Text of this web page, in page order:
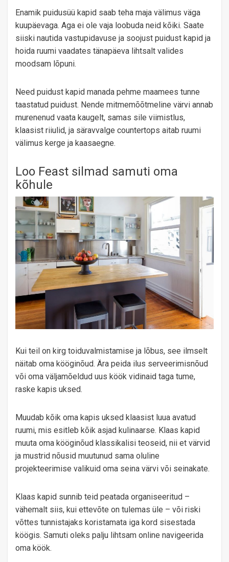
Enamik puidusüü kapid saab teha maja välimus väga
kuupäevaga. Aga ei ole vaja loobuda neid kõiki. Saate
siiski nautida vastupidavuse ja soojust puidust kapid ja
hoida ruumi vaadates tänapäeva lihtsalt valides
moodsam lõpuni.
Need puidust kapid manada pehme maamees tunne
taastatud puidust. Nende mitmemõõtmeline värvi annab
murenenud vaata kaugelt, samas sile viimistlus,
klaasist riiulid, ja säravvalge countertops aitab ruumi
välimus kerge ja kaasaegne.
Loo Feast silmad samuti oma
kõhule
Kui teil on kirg toiduvalmistamise ja lõbus, see ilmselt
näitab oma kööginõud. Ära peida ilus serveerimisnõud
või oma väljamõeldud uus köök vidinaid taga tume,
raske kapis uksed.
Muudab kõik oma kapis uksed klaasist luua avatud
ruumi, mis esitleb kõik asjad kulinaarse. Klaas kapid
muuta oma kööginõud klassikalisi teoseid, nii et värvid
ja mustrid nõusid muutunud sama oluline
projekteerimise valikuid oma seina värvi või seinakate.
Klaas kapid sunnib teid peatada organiseeritud –
vähemalt siis, kui ettevõte on tulemas üle – või riski
võttes tunnistajaks koristamata iga kord sisestada
köögis. Samuti oleks palju lihtsam online navigeerida
oma köök.